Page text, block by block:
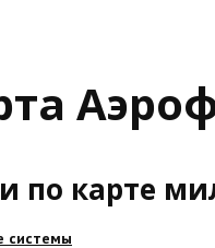
системы
по карте